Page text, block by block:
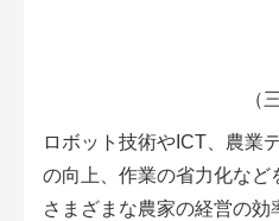
会員限定コン
（
ロボット技術やICT、農業
の向上、作業の省力化など
さまざまな農家の経営の効